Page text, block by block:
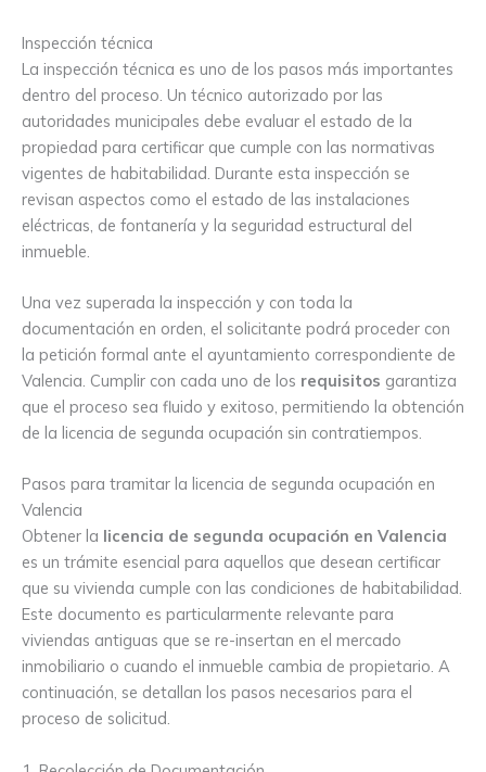
Inspección técnica
La inspección técnica es uno de los pasos más importantes
dentro del proceso. Un técnico autorizado por las
autoridades municipales debe evaluar el estado de la
propiedad para certificar que cumple con las normativas
vigentes de habitabilidad. Durante esta inspección se
revisan aspectos como el estado de las instalaciones
eléctricas, de fontanería y la seguridad estructural del
inmueble.
Una vez superada la inspección y con toda la
documentación en orden, el solicitante podrá proceder con
la petición formal ante el ayuntamiento correspondiente de
Valencia. Cumplir con cada uno de los requisitos garantiza
que el proceso sea fluido y exitoso, permitiendo la obtención
de la licencia de segunda ocupación sin contratiempos.
Pasos para tramitar la licencia de segunda ocupación en
Valencia
Obtener la licencia de segunda ocupación en Valencia
es un trámite esencial para aquellos que desean certificar
que su vivienda cumple con las condiciones de habitabilidad.
Este documento es particularmente relevante para
viviendas antiguas que se re-insertan en el mercado
inmobiliario o cuando el inmueble cambia de propietario. A
continuación, se detallan los pasos necesarios para el
proceso de solicitud.